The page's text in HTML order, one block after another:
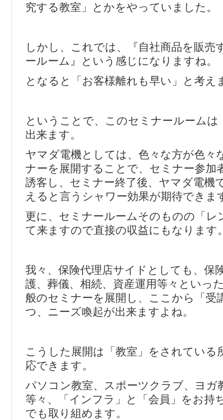
究する教室」とかをやっていました。
しかし、これでは、『自社商品を販売
ールーム』という感じになりますね。
となると「お客様離れも早い」と考え
ということで、このセミナールームは
出来ます。
ヤマダ電機としては、色々な方が色々
ナーを展開することで、セミナー参加
誘客し、セミナー終了後、ヤマダ電機
えると言うシャワー効果が期待できま
更に、セミナールームそのものの「レ
て来ますので直接の収益にもなります
我々、保険代理店サイドとしても、保
護、葬儀、相続、資産運用等々といっ
般のセミナーを展開し、ここから「受
つ、ニーズ喚起が出来ますよね。
こうした展開は「教室」をされている
応できます。
パソコン教室、スポーツクラブ、ヨガ
等々、「インフラ」と「会員」をお持
でも取り組めます。